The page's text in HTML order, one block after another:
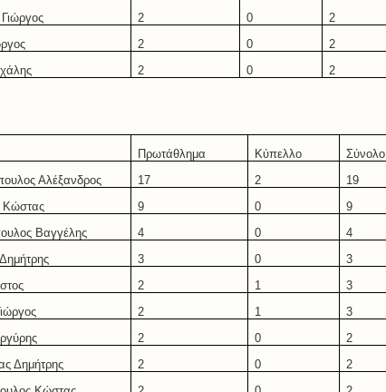
2 0
2
2 0
2
2 0 2
Πρωτάθλημα Κύπελλο
Σύνολο
Αλέξανδρος
17 2
19
Κώστας
9 0
9
Βαγγέλης
4 0
4
3 0
3
2 1
3
2 1
3
2 0
2
Δημήτρης
2 0
2